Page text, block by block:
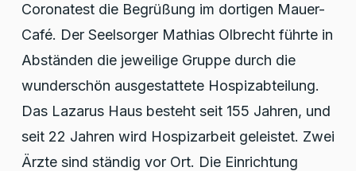
Coronatest die Begrüßung im dortigen Mauer-
Café. Der Seelsorger Mathias Olbrecht führte in
Abständen die jeweilige Gruppe durch die
wunderschön ausgestattete Hospizabteilung.
Das Lazarus Haus besteht seit 155 Jahren, und
seit 22 Jahren wird Hospizarbeit geleistet. Zwei
Ärzte sind ständig vor Ort. Die Einrichtung